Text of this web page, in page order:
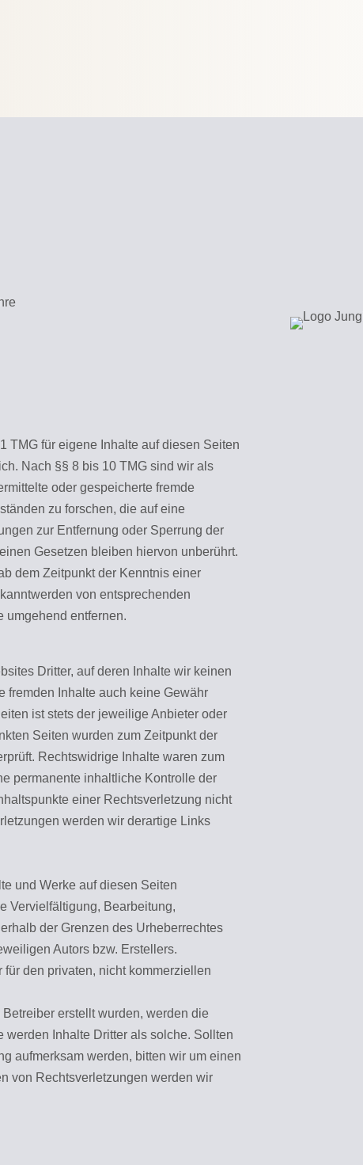
TMG für eigene Inhalte auf diesen Seiten
Nach §§ 8 bis 10 TMG sind wir als
oder gespeicherte fremde
zu forschen, die auf eine
zur Entfernung oder Sperrung der
Gesetzen bleiben hiervon unberührt.
dem Zeitpunkt der Kenntnis einer
von entsprechenden
umgehend entfernen.
Dritter, auf deren Inhalte wir keinen
fremden Inhalte auch keine Gewähr
ist stets der jeweilige Anbieter oder
Seiten wurden zum Zeitpunkt der
Rechtswidrige Inhalte waren zum
permanente inhaltliche Kontrolle der
einer Rechtsverletzung nicht
werden wir derartige Links
und Werke auf diesen Seiten
Vervielfältigung, Bearbeitung,
der Grenzen des Urheberrechtes
Autors bzw. Erstellers.
den privaten, nicht kommerziellen
erstellt wurden, werden die
werden Inhalte Dritter als solche. Sollten
aufmerksam werden, bitten wir um einen
von Rechtsverletzungen werden wir